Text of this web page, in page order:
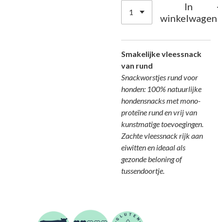
In
winkelwagen
Smakelijke vleessnack
van rund
Snackworstjes rund voor
honden: 100% natuurlijke
hondensnacks met mono-
proteïne rund en vrij van
kunstmatige toevoegingen.
Zachte vleessnack rijk aan
eiwitten en ideaal als
gezonde beloning of
tussendoortje.